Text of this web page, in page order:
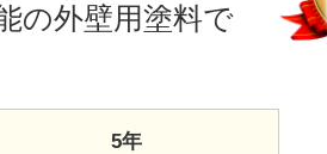
の外壁用塗料で
5年